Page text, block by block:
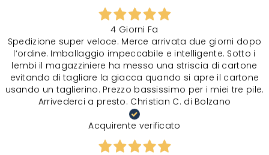
4 Giorni Fa
Spedizione super veloce. Merce arrivata due giorni dopo
l‘ordine. Imballaggio impeccabile e intelligente. Sotto i
lembi il magazziniere ha messo una striscia di cartone
evitando di tagliare la giacca quando si apre il cartone
usando un taglierino. Prezzo bassissimo per i miei tre pile.
Arrivederci a presto. Christian C. di Bolzano
Acquirente verificato